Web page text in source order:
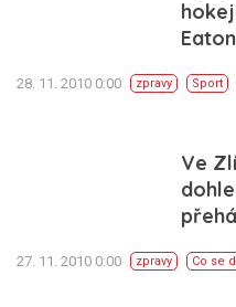
28. 11. 2010 0:00 zpravy Sport
Ve
27. 11. 2010 0:00 zpravy Co se